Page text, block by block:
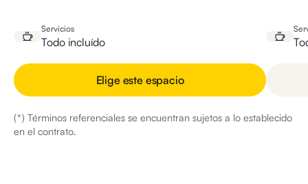
Servicios
Todo incluído
Elige este espacio
(*) Términos referenciales se encuentran sujetos a lo establecido
en el contrato.